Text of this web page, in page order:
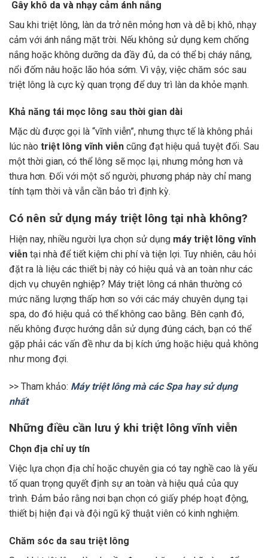
Gây khô da và nhạy cảm ánh nắng
Sau khi triệt lông, làn da trở nên mỏng hơn và dễ bị khô, nhạy
cảm với ánh nắng mặt trời. Nếu không sử dụng kem chống
nắng hoặc không dưỡng da đầy đủ, da có thể bị cháy nắng,
nổi đốm nâu hoặc lão hóa sớm. Vì vậy, việc chăm sóc sau
triệt lông là cực kỳ quan trọng để duy trì làn da khỏe mạnh.
Khả năng tái mọc lông sau thời gian dài
Mặc dù được gọi là “vĩnh viễn”, nhưng thực tế là không phải
lúc nào triệt lông vĩnh viễn cũng đạt hiệu quả tuyệt đối. Sau
một thời gian, có thể lông sẽ mọc lại, nhưng mỏng hơn và
thưa hơn. Đối với một số người, phương pháp này chỉ mang
tính tạm thời và vẫn cần bảo trì định kỳ.
Có nên sử dụng máy triệt lông tại nhà không?
Hiện nay, nhiều người lựa chọn sử dụng máy triệt lông vĩnh
viễn tại nhà để tiết kiệm chi phí và tiện lợi. Tuy nhiên, câu hỏi
đặt ra là liệu các thiết bị này có hiệu quả và an toàn như các
dịch vụ chuyên nghiệp? Máy triệt lông cá nhân thường có
mức năng lượng thấp hơn so với các máy chuyên dụng tại
spa, do đó hiệu quả có thể không cao bằng. Bên cạnh đó,
nếu không được hướng dẫn sử dụng đúng cách, bạn có thể
gặp phải các vấn đề như da bị kích ứng hoặc hiệu quả không
như mong đợi.
>> Tham khảo: Máy triệt lông mà các Spa hay sử dụng
nhất
Những điều cần lưu ý khi triệt lông vĩnh viễn
Chọn địa chỉ uy tín
Việc lựa chọn địa chỉ hoặc chuyên gia có tay nghề cao là yếu
tố quan trọng quyết định sự an toàn và hiệu quả của quy
trình. Đảm bảo rằng nơi bạn chọn có giấy phép hoạt động,
thiết bị hiện đại và đội ngũ kỹ thuật viên có kinh nghiệm.
Chăm sóc da sau triệt lông